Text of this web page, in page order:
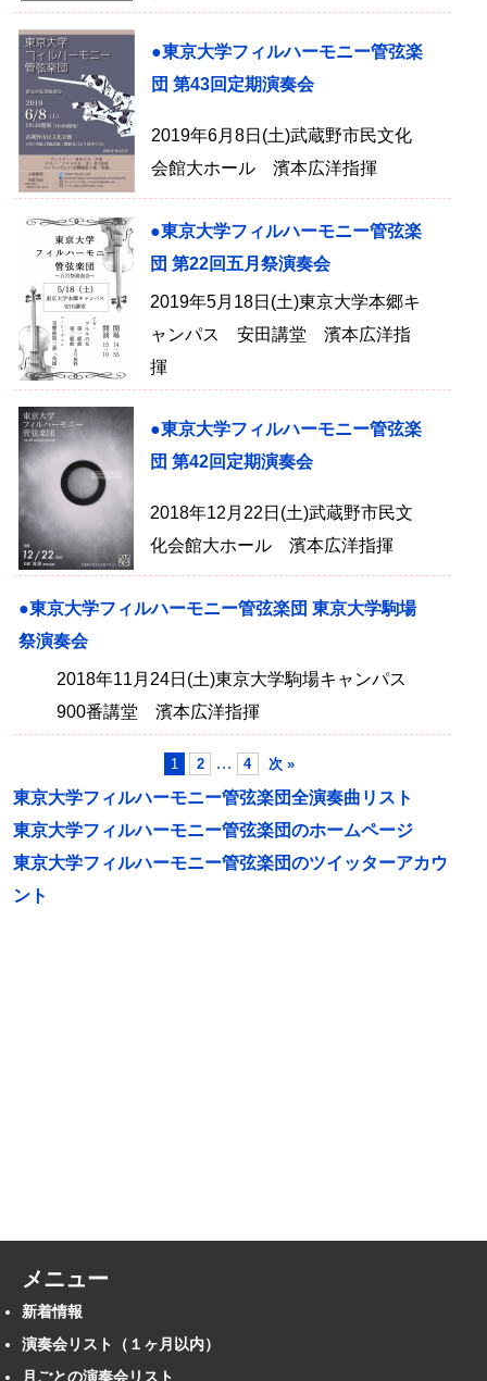
●東京大学フィルハーモニー管弦楽
団 第43回定期演奏会
2019年6月8日(土)武蔵野市民文化
会館大ホール 濱本広洋指揮
●東京大学フィルハーモニー管弦楽
団 第22回五月祭演奏会
2019年5月18日(土)東京大学本郷キ
ャンパス 安田講堂 濱本広洋指
揮
●東京大学フィルハーモニー管弦楽
団 第42回定期演奏会
2018年12月22日(土)武蔵野市民文
化会館大ホール 濱本広洋指揮
●東京大学フィルハーモニー管弦楽団 東京大学駒場
祭演奏会
2018年11月24日(土)東京大学駒場キャンパス
900番講堂 濱本広洋指揮
1 2 … 4 次 »
東京大学フィルハーモニー管弦楽団全演奏曲リスト
東京大学フィルハーモニー管弦楽団のホームページ
東京大学フィルハーモニー管弦楽団のツイッターアカウ
ント
メニュー
新着情報
演奏会リスト（１ヶ月以内）
月ごとの演奏会リスト